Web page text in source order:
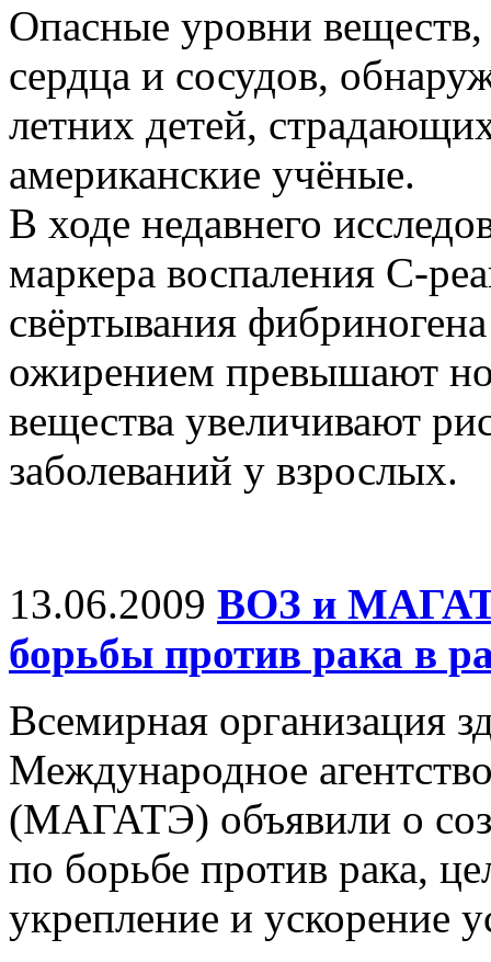
Опасные уровни
сердца и сосудов,
летних детей,
американские учёные.
В ходе недавнего
маркера воспаления С-
свёртывания
ожирением превышают
вещества увеличивают
заболеваний у взрослых.
13.06.2009 ВОЗ и
борьбы против рака в
Всемирная организация
Международное
(МАГАТЭ) объявили о
по борьбе против рака,
укрепление и ускорение